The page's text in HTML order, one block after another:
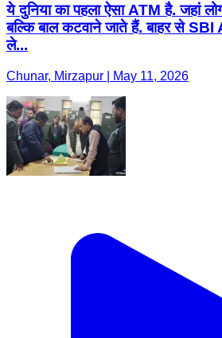
ये दुनिया का पहला ऐसा ATM है. जहां
बल्कि बाल कटवाने जाते हैं. बाहर से SBI
ले...
Chunar, Mirzapur | May 11, 2026